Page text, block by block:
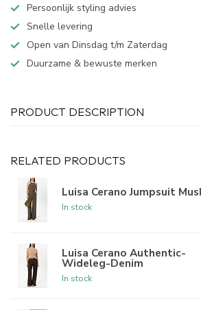
Persoonlijk styling advies
Snelle levering
Open van Dinsdag t/m Zaterdag
Duurzame & bewuste merken
PRODUCT DESCRIPTION
RELATED PRODUCTS
Luisa Cerano Jumpsuit
In stock
Luisa Cerano Authentic-
Wideleg-Denim
In stock